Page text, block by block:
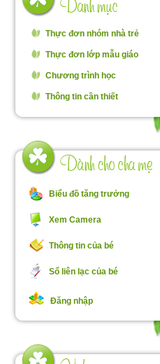
Thực đơn nhóm nhà trẻ
Thực đơn lớp mẫu giáo
Chương trình học
Thông tin cần thiết
Biểu đồ tăng trưởng
Xem Camera
Thông tin của bé
Sổ liên lạc của bé
Đăng nhập